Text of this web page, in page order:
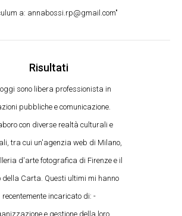
a: annabossi.rp@gmail.com"
Risultati
sono libera professionista in
pubbliche e comunicazione.
con diverse realtà culturali e
tra cui un'agenzia web di Milano,
d'arte fotografica di Firenze e il
della Carta. Questi ultimi mi hanno
recentemente incaricato di: -
e gestione della loro